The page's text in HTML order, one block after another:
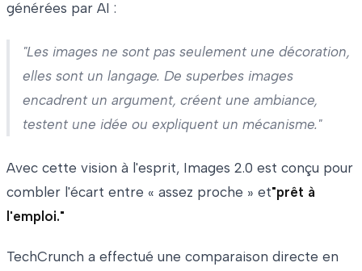
générées par AI :
"Les images ne sont pas seulement une décoration,
elles sont un langage. De superbes images
encadrent un argument, créent une ambiance,
testent une idée ou expliquent un mécanisme."
Avec cette vision à l'esprit, Images 2.0 est conçu pour
combler l'écart entre « assez proche » et"prêt à
l'emploi."
TechCrunch a effectué une comparaison directe en